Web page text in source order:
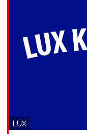
LUX